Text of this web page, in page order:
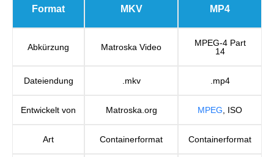
Format MKV MP4
Abkürzung Matroska Video
MPEG-4 Part
14
Dateiendung .mkv .mp4
Entwickelt von Matroska.org MPEG , ISO
Art Containerformat Containerformat